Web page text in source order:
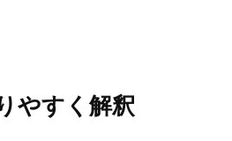
やすく解釈